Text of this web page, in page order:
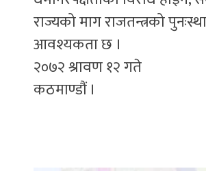
राज्यको माग राजतन्त्रको
आवश्यकता छ ।
२०७२ श्रावण १२ गते
कठमाण्डौं ।